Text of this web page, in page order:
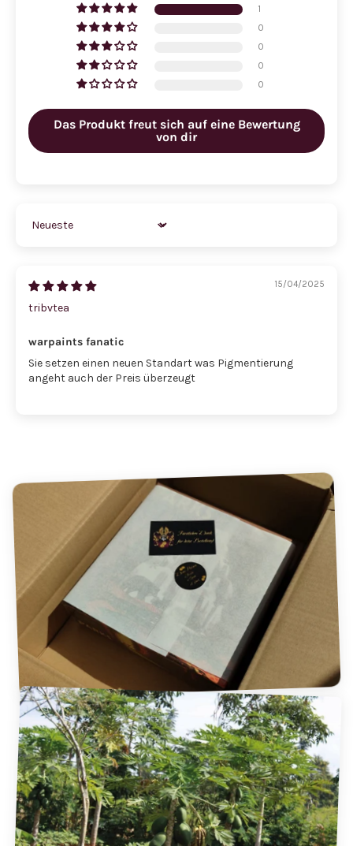
1
0
0
0
0
Das Produkt freut sich auf eine Bewertung
von dir
Sort by
15/04/2025
tribvtea
warpaints fanatic
Sie setzen einen neuen Standart was Pigmentierung
angeht auch der Preis überzeugt